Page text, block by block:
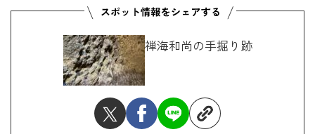
禅海和尚の手掘り跡